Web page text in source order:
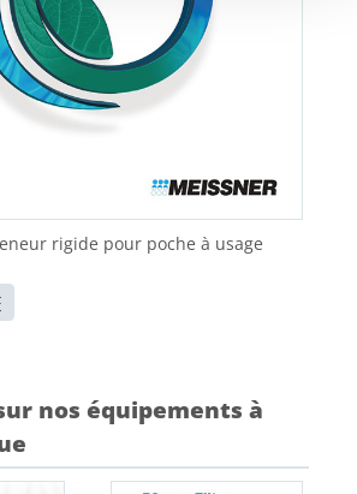
rigide pour poche à usage
nos équipements à